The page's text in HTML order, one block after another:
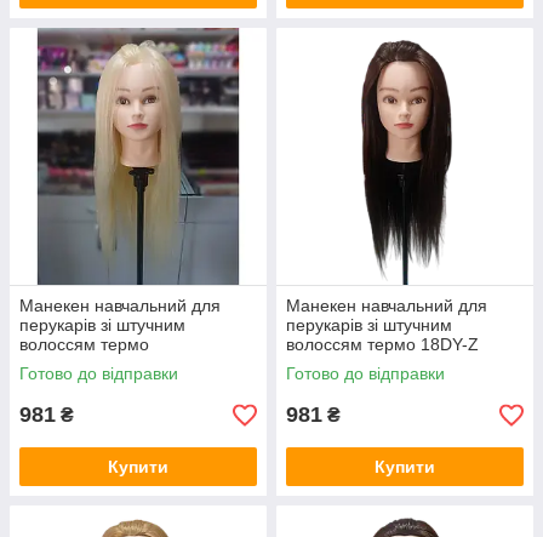
Манекен навчальний для
перукарів зі штучним
волоссям термо
Готово до відправки
981 ₴
Купити
Манекен навчальний для
перукарів зі штучним
волоссям термо 18DY-Z
Готово до відправки
981 ₴
Купити